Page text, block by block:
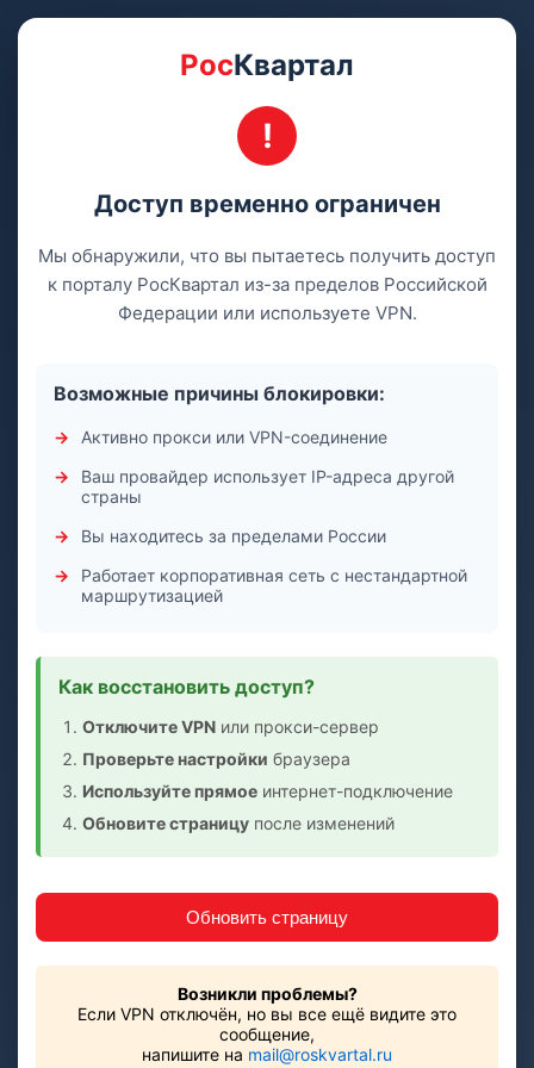
РосКвартал
Доступ временно ограничен
Мы обнаружили, что вы пытаетесь получить доступ
к порталу РосКвартал из-за пределов Российской
Федерации или используете VPN.
Возможные причины блокировки:
Активно прокси или VPN-соединение
Ваш провайдер использует IP-адреса другой
страны
Вы находитесь за пределами России
Работает корпоративная сеть с нестандартной
маршрутизацией
Как восстановить доступ?
Отключите VPN или прокси-сервер
Проверьте настройки браузера
Используйте прямое интернет-подключение
Обновите страницу после изменений
Обновить страницу
Возникли проблемы?
Если VPN отключён, но вы все ещё видите это
сообщение,
напишите на mail@roskvartal.ru